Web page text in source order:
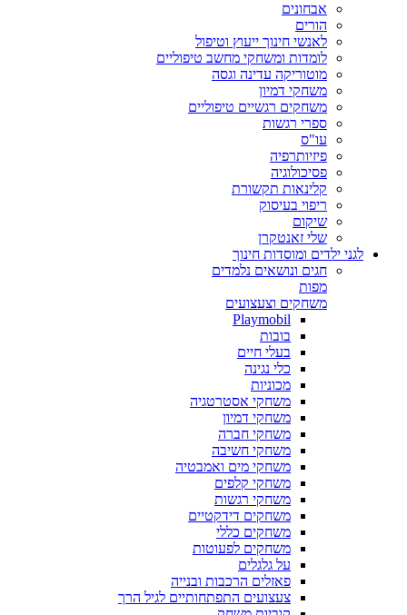
אבחונים
הורים
לאנשי חינוך ייעוץ וטיפול
לומדות ומשחקי מחשב טיפוליים
מוטוריקה עדינה וגסה
משחקי דמיון
משחקים רגשיים טיפוליים
ספרי רגשות
עו"ס
פיזיותרפיה
פסיכולוגיה
קלינאות תקשורת
ריפוי בעיסוק
שיקום
שלי זאנטקרן
לגני ילדים ומוסדות חינוך
חגים ונושאים נלמדים
מפות
משחקים וצעצועים
Playmobil
בובות
בעלי חיים
כלי נגינה
מכוניות
משחקי אסטרטגיה
משחקי דמיון
משחקי חברה
משחקי חשיבה
משחקי מים ואמבטיה
משחקי קלפים
משחקי רגשות
משחקים דידקטיים
משחקים כללי
משחקים לפעוטות
על גלגלים
פאזלים הרכבות ובנייה
צעצועים התפתחותיים לגיל הרך